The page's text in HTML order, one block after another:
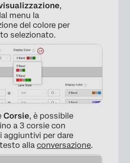
,
menu la
del colore per
selezionato.
Corsie, è possibile
a 3 corsie con
aggiuntivi per dare
alla conversazione.